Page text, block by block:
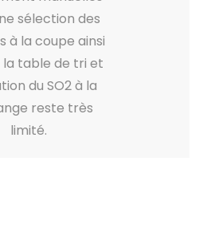
sélection des
à la coupe ainsi
la table de tri et
du SO2 à la
reste très
limité.